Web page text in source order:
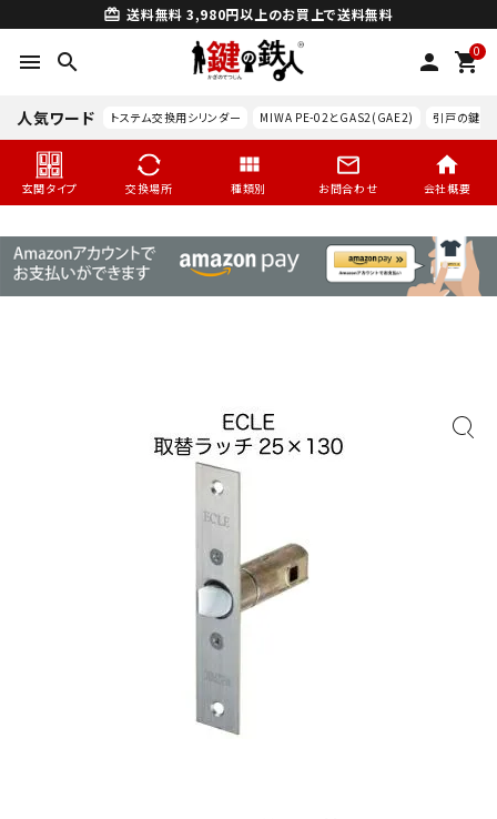
card_giftcard 送料無料 3,980円以上のお買上で送料無料
menu search person 0
shopping_cart
人気ワード トステム交換用シリンダー MIWA PE-02とGAS2(GAE2) 引戸の鍵交
玄関タイプ 交換場所 種類別 お問合わせ 会社概要
search